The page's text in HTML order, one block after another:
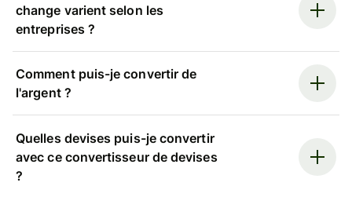
change varient selon les
entreprises ?
Comment puis-je convertir de
l'argent ?
Quelles devises puis-je convertir
avec ce convertisseur de devises
?